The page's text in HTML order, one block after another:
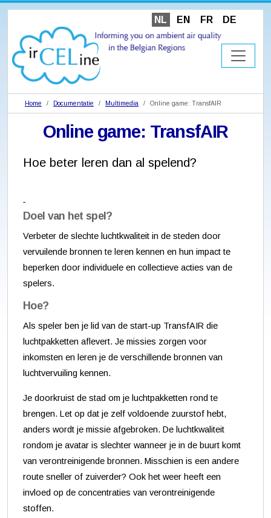
NL EN FR DE
Home Documentatie Multimedia Online game: TransfAIR
Online game: TransfAIR
Hoe beter leren dan al spelend?
Doel van het spel?
Verbeter de slechte luchtkwaliteit in de steden door
vervuilende bronnen te leren kennen en hun impact te
beperken door individuele en collectieve acties van de
spelers.
Hoe?
Als speler ben je lid van de start-up TransfAIR die
luchtpakketten aflevert. Je missies zorgen voor
inkomsten en leren je de verschillende bronnen van
luchtvervuiling kennen.
Je doorkruist de stad om je luchtpakketten rond te
brengen. Let op dat je zelf voldoende zuurstof hebt,
anders wordt je missie afgebroken. De luchtkwaliteit
rondom je avatar is slechter wanneer je in de buurt komt
van verontreinigende bronnen. Misschien is een andere
route sneller of zuiverder? Ook het weer heeft een
invloed op de concentraties van verontreinigende
stoffen.